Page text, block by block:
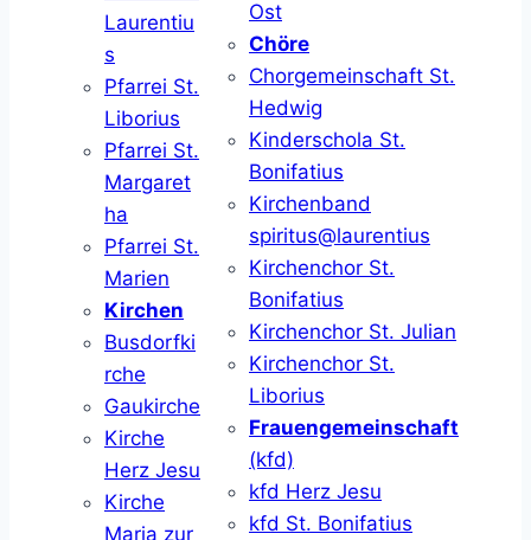
Laurentiu
s
Pfarrei St.
Liborius
Pfarrei St.
Margaret
ha
Pfarrei St.
Marien
Kirchen
Busdorfki
rche
Gaukirche
Kirche
Herz Jesu
Kirche
Maria zur
Ost
Chöre
Chorgemeinschaft St.
Hedwig
Kinderschola St.
Bonifatius
Kirchenband
spiritus@laurentius
Kirchenchor St.
Bonifatius
Kirchenchor St. Julian
Kirchenchor St.
Liborius
Frauengemeinschaft
(kfd)
kfd Herz Jesu
kfd St. Bonifatius